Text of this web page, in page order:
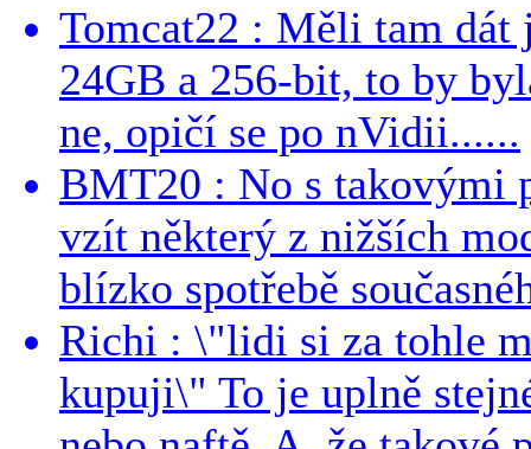
Tomcat22 : Měli tam dát
24GB a 256-bit, to by
ne, opičí se po nVidii......
BMT20 : No s takovými
vzít některý z nižších
blízko spotřebě
Richi : \"lidi si za tohle
kupuji\" To je uplně